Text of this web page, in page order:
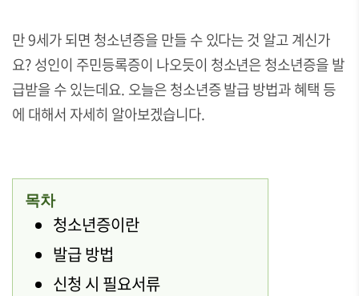
만 9세가 되면 청소년증을 만들 수 있다는 것 알고 계신가
요? 성인이 주민등록증이 나오듯이 청소년은 청소년증을 발
급받을 수 있는데요. 오늘은 청소년증 발급 방법과 혜택 등
에 대해서 자세히 알아보겠습니다.
목차
청소년증이란
발급 방법
신청 시 필요서류